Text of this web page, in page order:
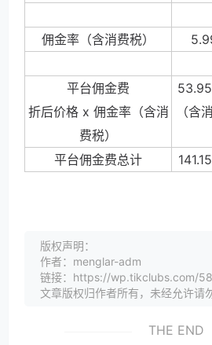
佣金率（含消费税）
平台佣金费
折后价格 x 佣金率（含消
费税）
53.95
（含
平台佣金费总计
141.15
版权声明：
作者：menglar-adm
链接：https://wp.tikclubs.com/
文章版权归作者所有，未经允许请
THE END